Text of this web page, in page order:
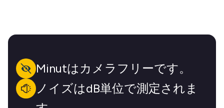
Minutはカメラフリーです。
ノイズはdB単位で測定されま